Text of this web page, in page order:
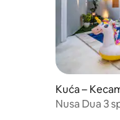
Kuća –
an
Nusa Dua 3